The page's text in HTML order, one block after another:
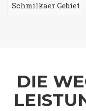
Schmilkaer Gebiet
DIE